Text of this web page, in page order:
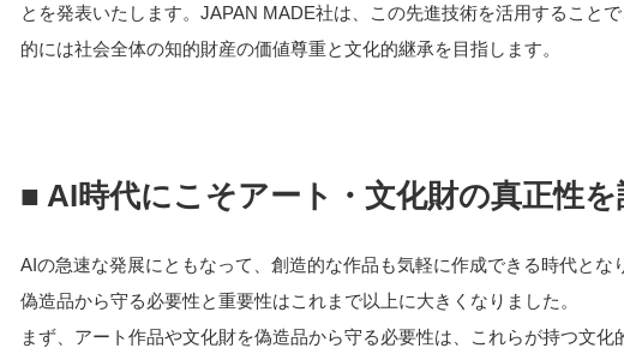
とを発表いたします。JAPAN MADE社は、この先進技術を活用すること
的には社会全体の知的財産の価値尊重と文化的継承を目指します。
■ AI時代にこそアート・文化財の真正性
AIの急速な発展にともなって、創造的な作品も気軽に作成できる時代と
偽造品から守る必要性と重要性はこれまで以上に大きくなりました。
まず、アート作品や文化財を偽造品から守る必要性は、これらが持つ文